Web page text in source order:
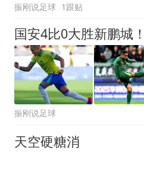
振刚说足球 1跟贴
振刚说足球
天空硬糖消